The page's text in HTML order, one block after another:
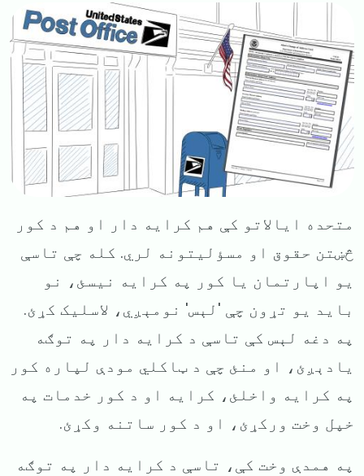
متحده ایالاتو کې هم کرایه دار او هم د کور
څښتن حقوق او مسؤلیتونه لري. کله چې تاسې
یو اپارتمان یا کور په کرایه نیسئ، نو
باید یو تړون چې 'لېس' نومېږي، لاسلیک کړئ.
په دغه لېس کې تاسې د کرایه دار په توګه
یادېږئ، او منئ چې د ټاکلي مودې لپاره کور
په کرایه واخلئ، کرایه او د کور خدمات په
خپل وخت ورکړئ، او د کور ساتنه وکړئ.
په همدې وخت کې، تاسې د کرایه دار په توګه